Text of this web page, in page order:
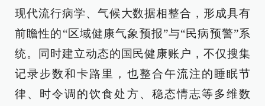
现代流行病学、气候大数据相整合，形成具有
前瞻性的“区域健康气象预报”与“民病预警”系
统。同时建立动态的国民健康账户，不仅搜集
记录步数和卡路里，也整合午流注的睡眠节
律、时令调的饮食处方、稳态情志等多维数